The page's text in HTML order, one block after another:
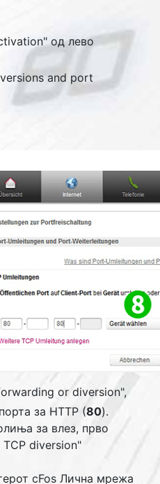
" од лево
and port
or diversion",
за HTTP (80).
за влез, прво
diversion"
cFos Лична мрежа